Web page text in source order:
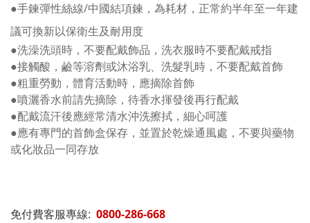
●手鍊彈性絲線/中國結項鍊，為耗材，正常約半年至一年建
議可換新以保衛生及耐用度
●洗澡洗頭時，不要配戴飾品，洗衣服時不要配戴戒指
●接觸酸，鹼等溶劑或沐浴乳、洗髮乳時，不要配戴首飾
●粗重勞動，體育活動時，應摘除首飾
●噴灑香水前請先摘除，待香水揮發後再行配戴
●配戴流汗後應經常清水沖洗擦拭，細心呵護
●應有專門的首飾盒保存，並置於乾燥通風處，不要與藥物
或化妝品一同存放
免付費客服專線: 0800-286-668